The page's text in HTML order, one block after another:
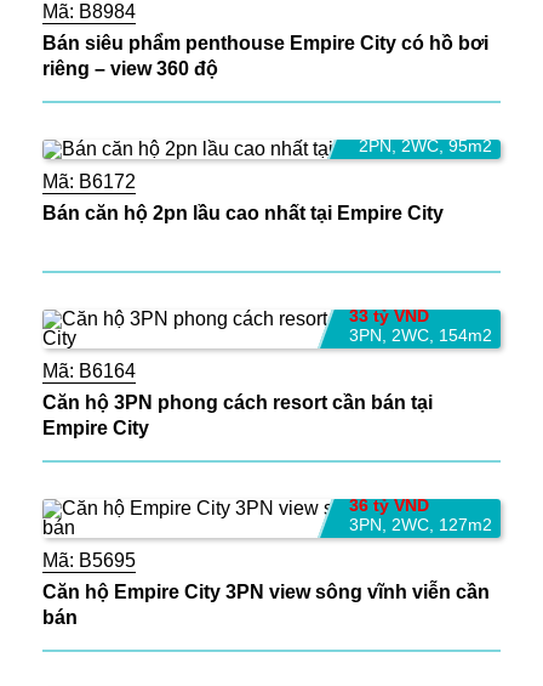
Mã: B8984
Bán siêu phẩm penthouse Empire City có hồ bơi
riêng – view 360 độ
2PN,2WC,95m2
Mã: B6172
Bán căn hộ 2pn lầu cao nhất tại Empire City
33 tỷ VND
3PN
2WC, 154m2
Mã: B6164
Căn hộ 3PN phong cách resort cần bán tại
Empire City
36 tỷ VND
3PN
2WC, 127m2
Mã: B5695
Căn hộ Empire City 3PN view sông vĩnh viễn cần
bán